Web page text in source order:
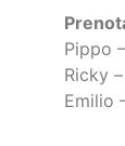
Pippo
Ricky –
Emilio